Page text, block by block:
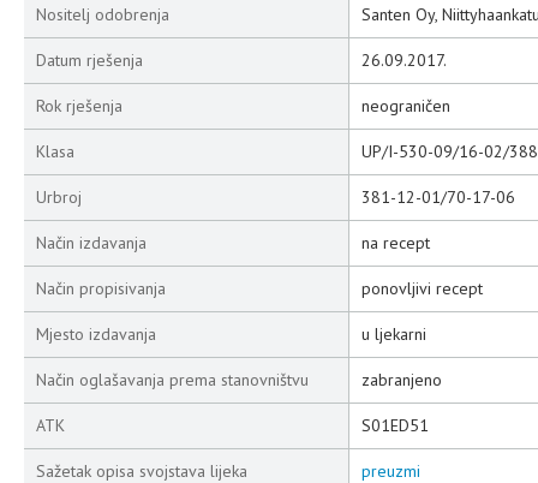
Nositelj odobrenja Santen Oy,
Datum rješenja 26.09.2017.
Rok rješenja neograničen
Klasa UP/I-530-09/16-02/388
Urbroj 381-12-01/70-17-06
Način izdavanja na recept
Način propisivanja ponovljivi recept
Mjesto izdavanja u ljekarni
Način oglašavanja prema stanovništvu zabranjeno
ATK S01ED51
Sažetak opisa svojstava lijeka preuzmi